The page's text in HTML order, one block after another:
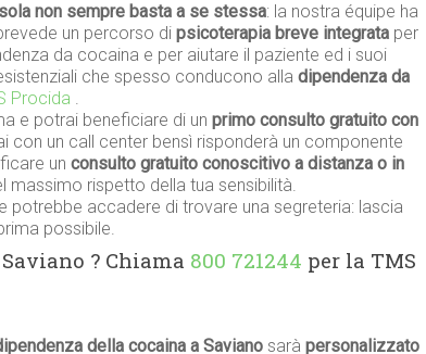
non sempre basta a se stessa: la nostra équipe ha
un percorso di psicoterapia breve integrata per
da cocaina e per aiutare il paziente ed i suoi
che spesso conducono alla dipendenza da
Procida .
e potrai beneficiare di un primo consulto gratuito con
con un call center bensì risponderà un componente
un consulto gratuito conoscitivo a distanza o in
massimo rispetto della tua sensibilità.
potrebbe accadere di trovare una segreteria: lascia
possibile.
? Chiama 800 721244 per la TMS
della cocaina a Saviano sarà personalizzato